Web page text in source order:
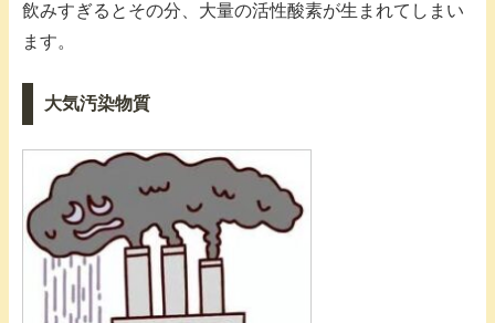
飲みすぎるとその分、大量の活性酸素が生まれてしまい
ます。
大気汚染物質